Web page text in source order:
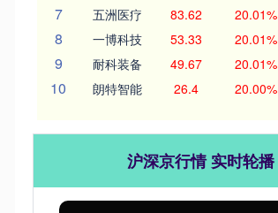
7 五洲医疗 83.62 20.01%
8 一博科技 53.33 20.01%
9 耐科装备 49.67 20.01%
10 朗特智能 26.4 20.00%
沪深京行情 实时轮播